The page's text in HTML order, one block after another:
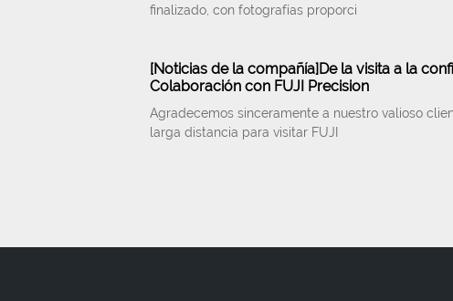
finalizado, con fotografías proporci
[Noticias de la compañía]De la visita a la
Colaboración con FUJI Precision
Agradecemos sinceramente a nuestro valioso
larga distancia para visitar FUJI